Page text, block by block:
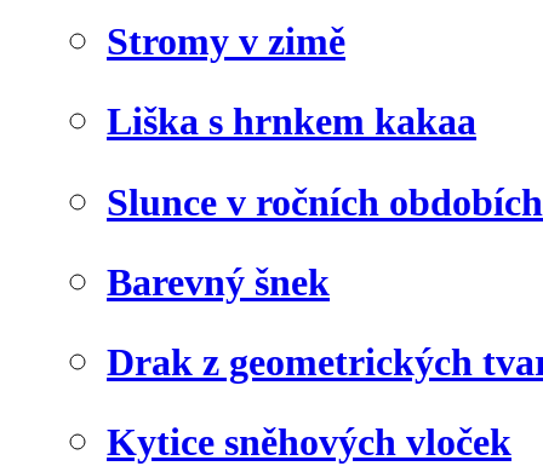
Stromy v zimě
Liška s hrnkem kakaa
Slunce v ročních obdobích
Barevný šnek
Drak z geometrických
Kytice sněhových vloček